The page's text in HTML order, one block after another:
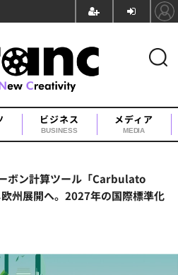
ビジネス
BUSINESS
メディア
MEDIA
ボン計算ツール「Carbulato
州展開へ。2027年の国際標準化